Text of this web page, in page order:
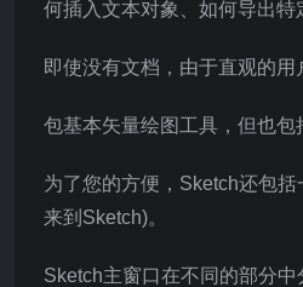
何插入文本对象、如何导出特
即使没有文档，由于直观的用
包基本矢量绘图工具，但也包
为了您的方便，Sketch还包
来到Sketch)。
Sketch主窗口在不同的部分